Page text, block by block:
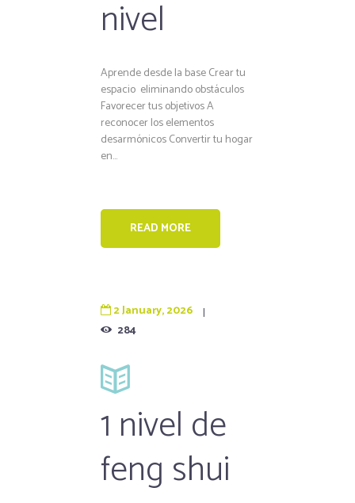
nivel
Aprende desde la base Crear tu
espacio eliminando obstáculos
Favorecer tus objetivos A
reconocer los elementos
desarmónicos Convertir tu hogar
en...
READ MORE
2 January, 2026
284
1 nivel de
feng shui